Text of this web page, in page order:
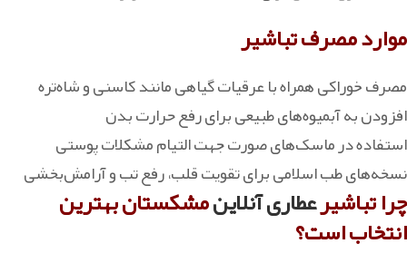
موارد مصرف تباشیر
مصرف خوراکی همراه با عرقیات گیاهی مانند کاسنی و شاه‌تره
افزودن به آبمیوه‌های طبیعی برای رفع حرارت بدن
استفاده در ماسک‌های صورت جهت التیام مشکلات پوستی
‏نسخه‌های طب اسلامی برای تقویت قلب، رفع تب و آرامش‌بخشی
چرا تباشیرعطاری آنلاینمشکستان بهترین
انتخاب است؟